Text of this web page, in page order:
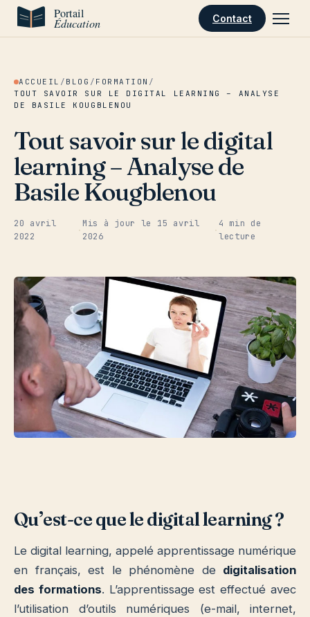
Aller au contenu
Contact
ACCUEIL / BLOG / FORMATION /
TOUT SAVOIR SUR LE DIGITAL LEARNING – ANALYSE
DE BASILE KOUGBLENOU
Tout savoir sur le digital
learning – Analyse de
Basile Kougblenou
20 avril
2022
·
Mis à jour le 15 avril
2026
·
4 min de
lecture
Qu’est-ce que le digital learning ?
Le digital learning, appelé apprentissage numérique
en français, est le phénomène de digitalisation
des formations. L’apprentissage est effectué avec
l’utilisation d’outils numériques (e-mail, internet,